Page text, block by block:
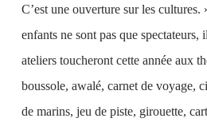
C’est une ouverture sur les cultures.
enfants ne sont pas que spectateurs,
ateliers toucheront cette année aux
boussole, awalé, carnet de voyage,
de marins, jeu de piste, girouette,